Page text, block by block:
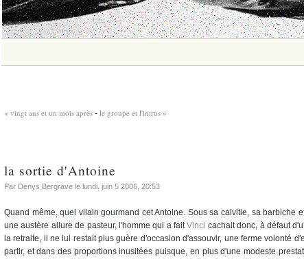
« vingt ans et un mois après - le groupe et l'intrus »
la sortie d'Antoine
Par Denys Bergrave le lundi, juin 5 2006 , 20:53
Quand même, quel vilain gourmand cet Antoine. Sous sa calvitie, sa barbiche
une austère allure de pasteur, l'homme qui a faitVinci cachait donc, à défaut
la retraite, il ne lui restait plus guère d'occasion d'assouvir, une ferme volonté
partir, et dans des proportions inusitées puisque, en plus d'une modeste